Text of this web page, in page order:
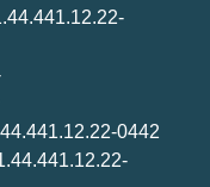
0442